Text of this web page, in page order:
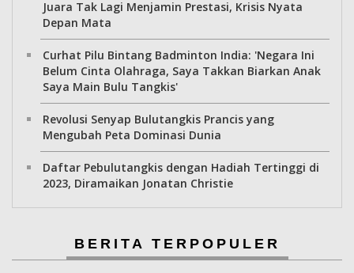
Juara Tak Lagi Menjamin Prestasi, Krisis Nyata
Depan Mata
Curhat Pilu Bintang Badminton India: 'Negara Ini
Belum Cinta Olahraga, Saya Takkan Biarkan Anak
Saya Main Bulu Tangkis'
Revolusi Senyap Bulutangkis Prancis yang
Mengubah Peta Dominasi Dunia
Daftar Pebulutangkis dengan Hadiah Tertinggi di
2023, Diramaikan Jonatan Christie
BERITA TERPOPULER